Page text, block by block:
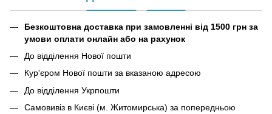
Безкоштовна доставка при замовленні від 1500 грн за
умови оплати онлайн або на рахунок
До відділення Нової пошти
Кур'єром Нової пошти за вказаною адресою
До відділення Укрпошти
Самовивіз в Києві (м. Житомирська) за попередньою